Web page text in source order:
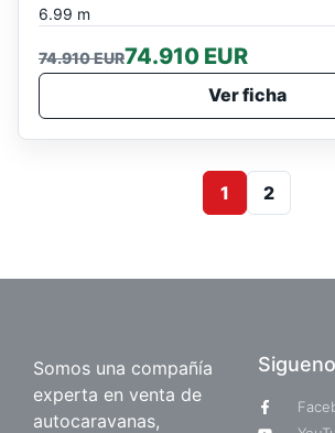
6.99 m
74.910 EUR74.910 EUR
Ver ficha
1 2
Somos una compañía
experta en venta de
autocaravanas,